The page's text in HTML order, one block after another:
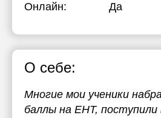
Онлайн: Да
О себе:
Многие мои ученики
баллы на ЕНТ,